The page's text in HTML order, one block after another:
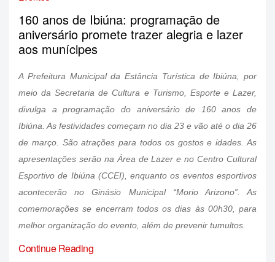
160 anos de Ibiúna: programação de
aniversário promete trazer alegria e lazer
aos munícipes
A Prefeitura Municipal da Estância Turística de Ibiúna, por
meio da Secretaria de Cultura e Turismo, Esporte e Lazer,
divulga a programação do aniversário de 160 anos de
Ibiúna. As festividades começam no dia 23 e vão até o dia 26
de março. São atrações para todos os gostos e idades. As
apresentações serão na Área de Lazer e no Centro Cultural
Esportivo de Ibiúna (CCEI), enquanto os eventos esportivos
acontecerão no Ginásio Municipal “Morio Arizono”. As
comemorações se encerram todos os dias às 00h30, para
melhor organização do evento, além de prevenir tumultos.
Continue Reading